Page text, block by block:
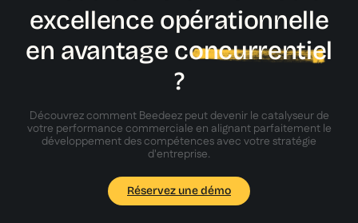
excellence opérationnelle
en avantage concurrentiel
?
Découvrez comment Beedeez peut devenir le catalyseur de
votre performance commerciale en alignant parfaitement le
développement des compétences avec votre stratégie
d'entreprise.
Réservez une démo